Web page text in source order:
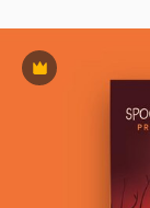
Premium